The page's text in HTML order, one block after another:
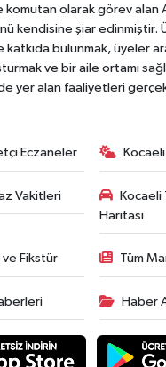
olarak görev alan
kendisine şiar edinmiştir.
katkıda bulunmak, üyeler
ve bir aile ortamı
yer alan faaliyetleri
Eczaneler
Vakitleri
Kocaeli
Haritası
ve Fikstür Tüm
Haber